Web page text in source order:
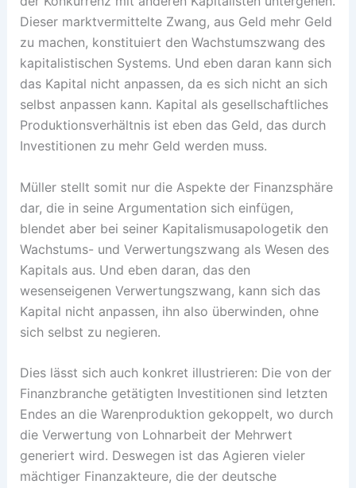
Dieser marktvermittelte Zwang, aus Geld mehr Geld
zu machen, konstituiert den Wachstumszwang des
kapitalistischen Systems. Und eben daran kann sich
das Kapital nicht anpassen, da es sich nicht an sich
selbst anpassen kann. Kapital als gesellschaftliches
Produktionsverhältnis ist eben das Geld, das durch
Investitionen zu mehr Geld werden muss.
Müller stellt somit nur die Aspekte der Finanzsphäre
dar, die in seine Argumentation sich einfügen,
blendet aber bei seiner Kapitalismusapologetik den
Wachstums- und Verwertungszwang als Wesen des
Kapitals aus. Und eben daran, das den
wesenseigenen Verwertungszwang, kann sich das
Kapital nicht anpassen, ihn also überwinden, ohne
sich selbst zu negieren.
Dies lässt sich auch konkret illustrieren: Die von der
Finanzbranche getätigten Investitionen sind letzten
Endes an die Warenproduktion gekoppelt, wo durch
die Verwertung von Lohnarbeit der Mehrwert
generiert wird. Deswegen ist das Agieren vieler
mächtiger Finanzakteure, die der deutsche